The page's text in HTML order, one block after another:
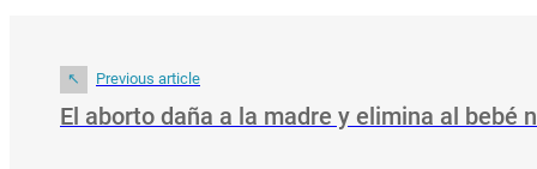
Previous article
El aborto daña a la madre y elimina al bebé